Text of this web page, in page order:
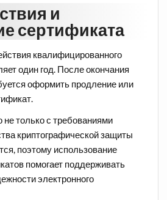
и
сертификата
квалифицированного
один год. После окончания
оформить продление или
не только с требованиями
криптографической защиты
поэтому использование
помогает поддерживать
электронного